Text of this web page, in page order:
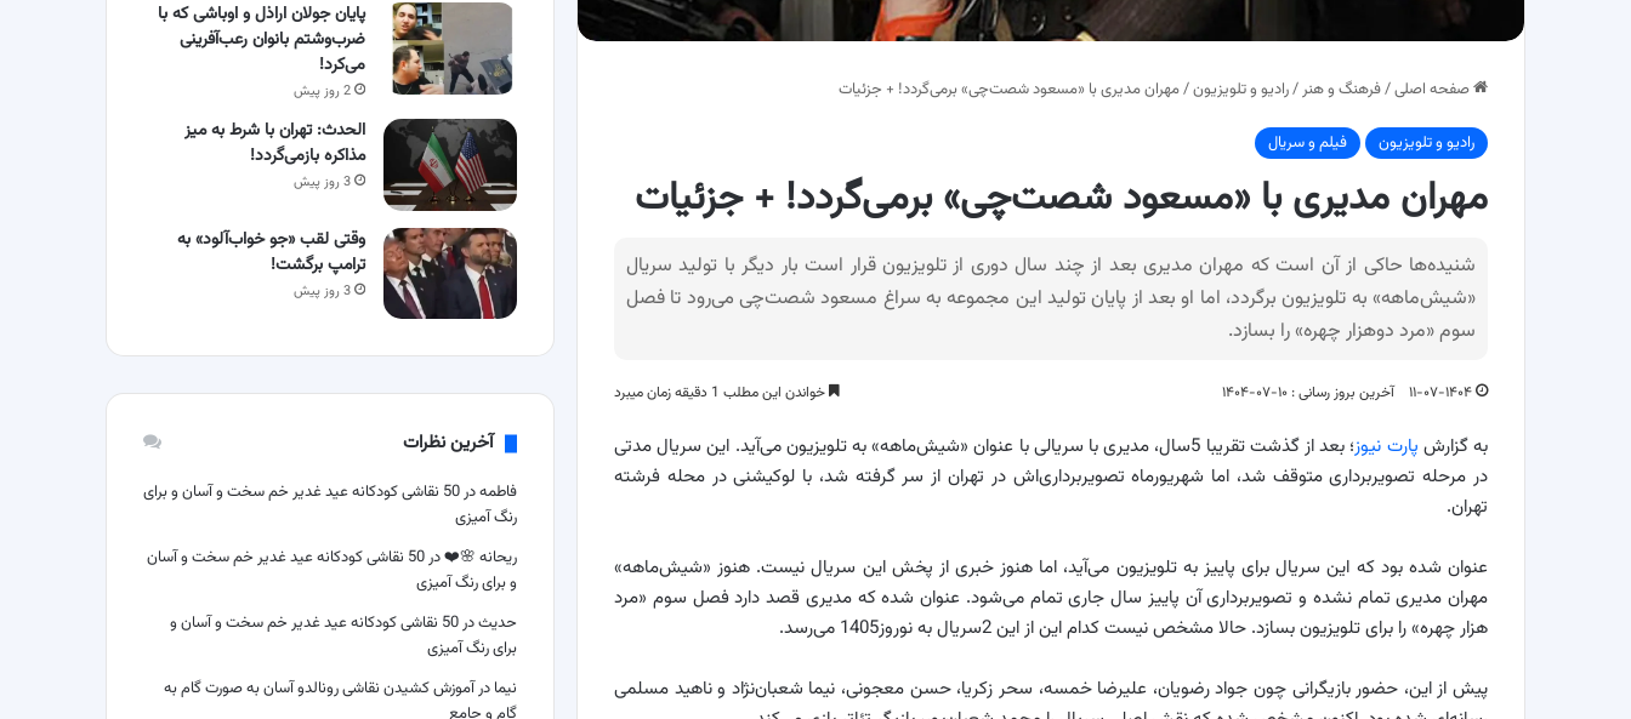
صفحه اصلی/فرهنگ و هنر /رادیو و تلویزیون/مهران مدیری با «مسعود شصت‌چی» برمی‌گردد! + جزئیات
رادیو و تلویزیون فیلم و سریال
مهران مدیری با «مسعود شصت‌چی» برمی‌گردد! + جزئیات
شنیده‌ها حاکی از آن است که مهران مدیری بعد از چند سال دوری از تلویزیون قرار است بار دیگر با تولید سریال
«شیش‌ماهه» به تلویزیون برگردد، اما او بعد از پایان تولید این مجموعه به سراغ مسعود شصت‌چی می‌رود تا فصل
سوم «مرد دوهزار چهره» را بسازد.
۱۱-۰۷-۱۴۰۴ آخرین بروز رسانی : ۱۰-۰۷-۱۴۰۴ خواندن این مطلب 1 دقیقه زمان میبرد
به گزارش پارت نیوز
؛ بعد از گذشت تقریبا 5سال، مدیری با سریالی با ‌عنوان «شیش‌ماهه» به تلویزیون می‌آید. این سریال مدتی
در مرحله تصویربرداری متوقف شد، اما شهریورماه تصویربرداری‌اش در تهران از سر گرفته شد، با لوکیشنی در محله فرشته
تهران.
عنوان شده بود که این سریال برای پاییز به تلویزیون می‌آید، ‌اما هنوز خبری از پخش این سریال نیست. هنوز «شیش‌ماهه»
مهران مدیری تمام نشده و تصویربرداری آن پاییز سال‌ جاری تمام می‌شود. عنوان شده که مدیری قصد دارد فصل سوم «مرد
هزار چهره» را برای تلویزیون بسازد. حالا مشخص نیست کدام این از این 2سریال به نوروز1405 می‌رسد.
پیش از این، حضور بازیگرانی چون جواد رضویان، علیرضا خمسه، سحر زکریا، حسن معجونی، نیما شعبان‌نژاد و ناهید مسلمی
پایان جولان اراذل و اوباشی که با
ضرب‌وشتم بانوان رعب‌آفرینی
می‌کرد!
2 روز پیش
الحدث: تهران با شرط به میز
مذاکره بازمی‌گردد!
3 روز پیش
وقتی لقب «جو خواب‌آلود» به
ترامپ برگشت!
3 روز پیش
آخرین نظرات
فاطمهدر
50 نقاشی کودکانه عید غدیر خم سخت و آسان و برای
رنگ آمیزی
ریحانه 🌸❤️در
50 نقاشی کودکانه عید غدیر خم سخت و آسان
و برای رنگ آمیزی
حدیثدر
50 نقاشی کودکانه عید غدیر خم سخت و آسان و
برای رنگ آمیزی
نیما درآموزش کشیدن نقاشی رونالدو آسان به صورت گام به